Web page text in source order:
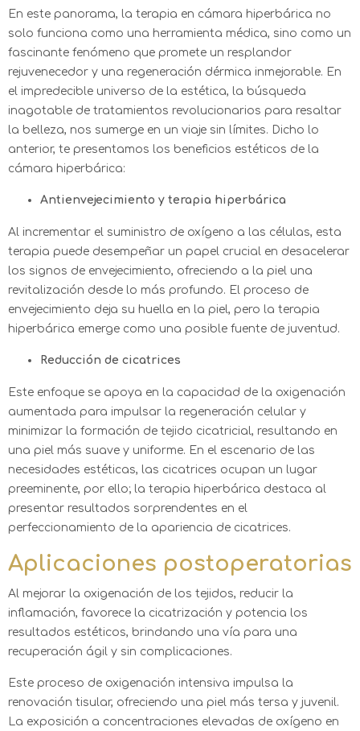
En este panorama, la terapia en cámara hiperbárica no
solo funciona como una herramienta médica, sino como un
fascinante fenómeno que promete un resplandor
rejuvenecedor y una regeneración dérmica inmejorable. En
el impredecible universo de la estética, la búsqueda
inagotable de tratamientos revolucionarios para resaltar
la belleza, nos sumerge en un viaje sin límites. Dicho lo
anterior, te presentamos los beneficios estéticos de la
cámara hiperbárica:
Antienvejecimiento y terapia hiperbárica
Al incrementar el suministro de oxígeno a las células, esta
terapia puede desempeñar un papel crucial en desacelerar
los signos de envejecimiento, ofreciendo a la piel una
revitalización desde lo más profundo. El proceso de
envejecimiento deja su huella en la piel, pero la terapia
hiperbárica emerge como una posible fuente de juventud.
Reducción de cicatrices
Este enfoque se apoya en la capacidad de la oxigenación
aumentada para impulsar la regeneración celular y
minimizar la formación de tejido cicatricial, resultando en
una piel más suave y uniforme. En el escenario de las
necesidades estéticas, las cicatrices ocupan un lugar
preeminente, por ello; la terapia hiperbárica destaca al
presentar resultados sorprendentes en el
perfeccionamiento de la apariencia de cicatrices.
Aplicaciones postoperatorias
Al mejorar la oxigenación de los tejidos, reducir la
inflamación, favorece la cicatrización y potencia los
resultados estéticos, brindando una vía para una
recuperación ágil y sin complicaciones.
Este proceso de oxigenación intensiva impulsa la
renovación tisular, ofreciendo una piel más tersa y juvenil.
La exposición a concentraciones elevadas de oxígeno en